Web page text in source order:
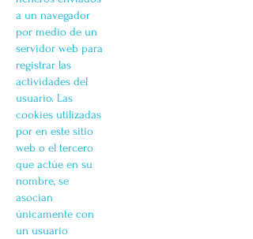
a un navegador
por medio de un
servidor web para
registrar las
actividades del
usuario. Las
cookies utilizadas
por en este sitio
web o el tercero
que actúe en su
nombre, se
asocian
únicamente con
un usuario